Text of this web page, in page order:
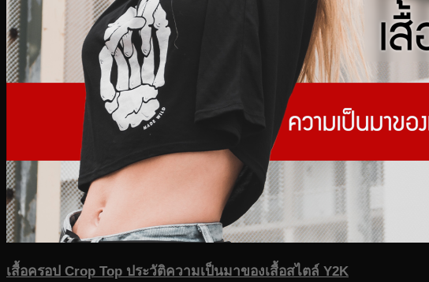
เสื้อครอป Crop Top ประวัติความเป็นมาของเสื้อสไตล์ Y2K